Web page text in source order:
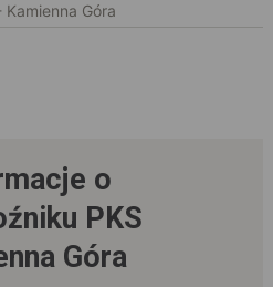
Góra
o
PKS
Góra